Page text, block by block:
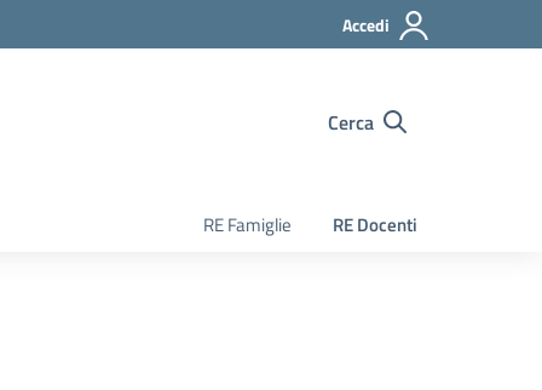
Accedi
Cerca
RE Famiglie RE Docenti